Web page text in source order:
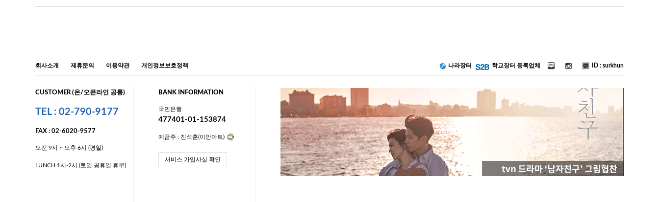
회사소개 제휴문의 이용약관 개인정보보호정책 나라장터 학교장터 등록업체 ID : surkhun
CUSTOMER (온/오픈라인 공통)
TEL : 02-790-9177
FAX : 02-6020-9577
오전 9시 ~ 오후 6시 (평일)
LUNCH 1시-2시 (토일.공휴일 휴무)
BANK INFORMATION
국민은행
477401-01-153874
예금주 : 진석훈(이안아트)
서비스 가입사실 확인